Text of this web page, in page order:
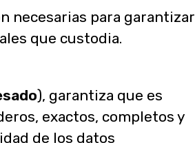
necesarias para garantizar
que custodia.
), garantiza que es
exactos, completos y
de los datos